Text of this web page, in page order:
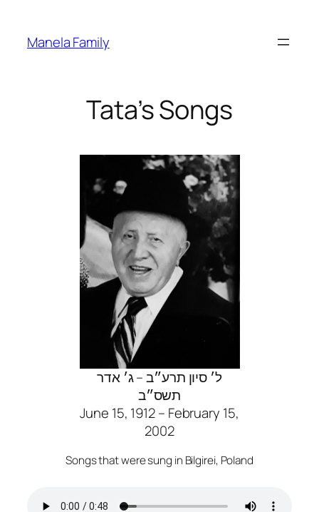
content
Manela Family
Tata’s Songs
ל׳ סיון תרע״ב – ג׳ אדר
תשס״ב
June 15, 1912 – February 15,
2002
Songs that were sung in Bilgirei, Poland